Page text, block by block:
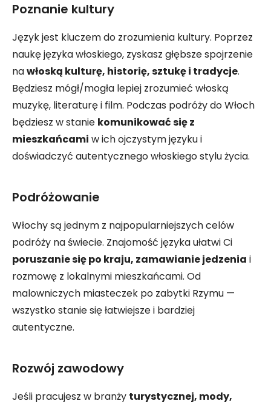
Poznanie kultury
Język jest kluczem do zrozumienia kultury. Poprzez
naukę języka włoskiego, zyskasz głębsze spojrzenie
nawłoską kulturę, historię, sztukę i tradycje.
Będziesz mógł/mogła lepiej zrozumieć włoską
muzykę, literaturę i film. Podczas podróży do Włoch
będziesz w stanie komunikować się z
mieszkańcami w ich ojczystym języku i
doświadczyć autentycznego włoskiego stylu życia.
Podróżowanie
Włochy są jednym z najpopularniejszych celów
podróży na świecie. Znajomość języka ułatwi Ci
poruszanie się po kraju, zamawianie jedzenia i
rozmowę z lokalnymi mieszkańcami. Od
malowniczych miasteczek po zabytki Rzymu —
wszystko stanie się łatwiejsze i bardziej
autentyczne.
Rozwój zawodowy
Jeśli pracujesz w branży turystycznej, mody,